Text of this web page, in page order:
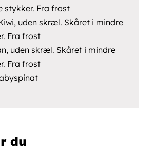
stykker. Fra frost
uden skræl. Skåret i mindre
Fra frost
uden skræl. Skåret i mindre
Fra frost
du